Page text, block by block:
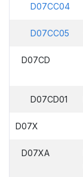
D07CC04
D07CC05
D07CD
D07CD01
D07X
D07XA